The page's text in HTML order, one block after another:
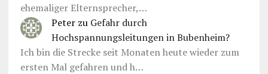
ehemaliger Elternsprecher,…
Peter zu Gefahr durch
Hochspannungsleitungen in Bubenheim?
Ich bin die Strecke seit Monaten heute wieder zum
ersten Mal gefahren und h…